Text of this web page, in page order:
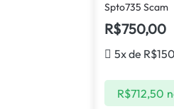
Spto735 Scam
R$750,00
5x de R$
R$712,50